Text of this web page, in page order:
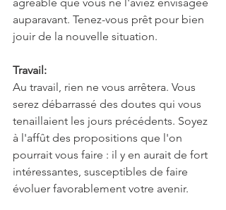
auparavant. Tenez-vous prêt pour bien
jouir de la nouvelle situation.
Travail:
Au travail, rien ne vous arrêtera. Vous
serez débarrassé des doutes qui vous
tenaillaient les jours précédents. Soyez
à l'affût des propositions que l'on
pourrait vous faire : il y en aurait de fort
intéressantes, susceptibles de faire
évoluer favorablement votre avenir.